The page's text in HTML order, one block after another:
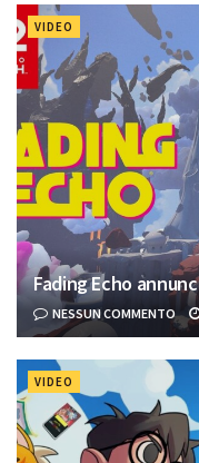
VIDEO
Fading Echo
NESSUN COMMENTO
VIDEO